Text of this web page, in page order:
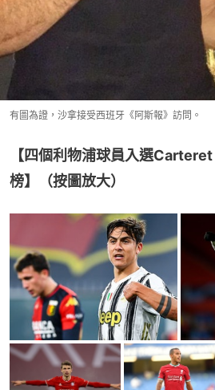
有圖為證，沙拿接受西班牙《阿斯報》訪問。
【四個利物浦球員入選
榜】（按圖放大）